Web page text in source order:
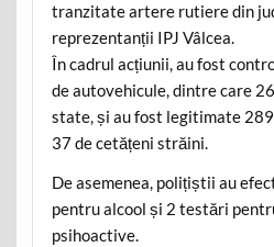
tranzitate artere rutiere din
reprezentanții IPJ Vâlcea.
În cadrul acțiunii, au fost
de autovehicule, dintre care
state, și au fost legitimate
37 de cetățeni străini.
De asemenea, polițiștii au
pentru alcool și 2 testări
psihoactive.